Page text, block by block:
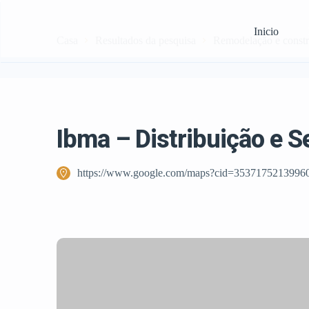
Inicio
Remodelação e
Ibma – Distribuição e
https://www.google.com/